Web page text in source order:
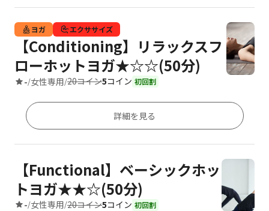
ヨガ エクササイズ
【Conditioning】リラックスフ
ローホットヨガ★☆☆(50分)
-/女性専用/20コイン5コイン 初回割
詳細を見る
【Functional】ベーシックホッ
トヨガ★★☆(50分)
-/女性専用/20コイン5コイン 初回割